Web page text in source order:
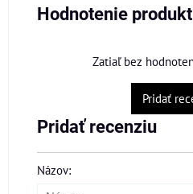
Hodnotenie
Zatiaľ bez
Pridať
Pridať recenziu
Názov: